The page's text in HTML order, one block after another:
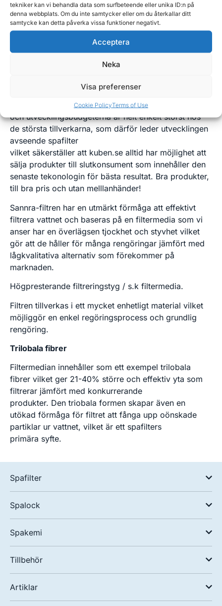
tekniker kan vi behandla data som surfbeteende eller unika ID:n på
denna webbplats. Om du inte samtycker eller om du återkallar ditt
samtycke kan detta påverka vissa funktioner negativt.
Acceptera
Neka
Visa preferenser
Cookie PolicyTerms of Use
Tvättbara Spafilter
Varaktighet – Enklare rengöring – Exceptionell
Kuben.se tillverkar sina Sannra-spafilter enbart hos en
global och världsledande tillverkare som håller
högsta kvalitet på filter samt filtermedia. Forsknings-
och utvecklingsbudgeterna är helt enkelt störst hos
de största tillverkarna, som därför leder utvecklingen
avseende spafilter
vilket säkerställer att kuben.se alltid har möjlighet att
sälja produkter till slutkonsument som innehåller den
senaste tekonologin för bästa resultat. Bra produkter,
till bra pris och utan melllanhänder!
Sannra-filtren har en utmärkt förmåga att effektivt
filtrera vattnet och baseras på en filtermedia som vi
anser har en överlägsen tjockhet och styvhet vilket
gör att de håller för många rengöringar jämfört med
lågkvalitativa alternativ som förekommer på
marknaden.
Högpresterande filtreringstyg / s.k filtermedia.
Filtren tillverkas i ett mycket enhetligt material vilket
möjliggör en enkel regöringsprocess och grundlig
rengöring.
Trilobala fibrer
Filtermedian innehåller som ett exempel trilobala
fibrer vilket ger 21-40% större och effektiv yta som
filtrerar jämfört med konkurrerande
produkter. Den triobala formen skapar även en
utökad förmåga för filtret att fånga upp oönskade
partiklar ur vattnet, vilket är ett spafilters
primära syfte.
Spafilter
Spalock
Spakemi
Tillbehör
Artiklar